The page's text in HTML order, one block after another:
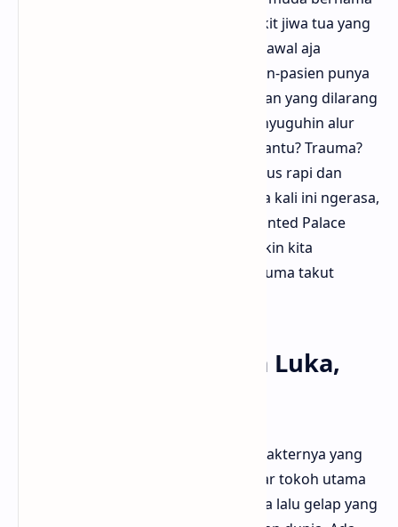
Yoon Ji-seok ditugaskan di rumah sakit jiwa tua yang
dulunya bekas istana kuno. Tapi dari awal aja
suasananya udah nggak beres. Pasien-pasien punya
perilaku aneh dan ada banyak ruangan yang dilarang
dimasukin. Drama ini pinter banget nyuguhin alur
yang bikin kita terus nebak-nebak. Hantu? Trauma?
Atau ada konspirasi? Semua dibungkus rapi dan
pelan-pelan terungkap. Bloggermuda kali ini ngerasa,
dibanding drama horor lain, The Haunted Palace
punya kedalaman emosional yang bikin kita
terhubung dengan karakter, bukan cuma takut
Karakter yang Punya Luka,
Yang bikin drama ini beda adalah karakternya yang
kompleks. Yoon Ji-seok bukan sekadar tokoh utama
yang heroik, tapi dia juga punya masa lalu gelap yang